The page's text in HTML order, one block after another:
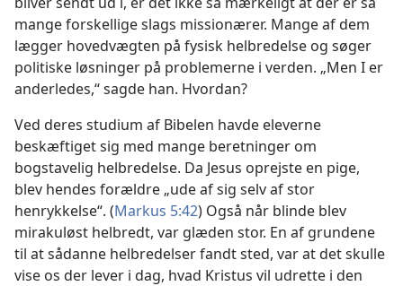
mange forskellige slags missionærer. Mange af dem
lægger hovedvægten på fysisk helbredelse og søger
politiske løsninger på problemerne i verden. „Men I er
anderledes,“ sagde han. Hvordan?
Ved deres studium af Bibelen havde eleverne
beskæftiget sig med mange beretninger om
bogstavelig helbredelse. Da Jesus oprejste en pige,
blev hendes forældre „ude af sig selv af stor
henrykkelse“. (Markus 5:42) Også når blinde blev
mirakuløst helbredt, var glæden stor. En af grundene
til at sådanne helbredelser fandt sted, var at det skulle
vise os der lever i dag, hvad Kristus vil udrette i den